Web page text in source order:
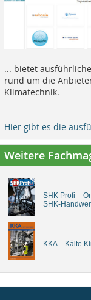
... bietet
rund um die
Klimatechnik.
Hier gibt es die
Weitere
SHK Profi –
SHK-
KKA – Kälte